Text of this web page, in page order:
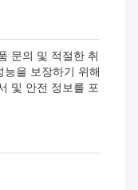
문의 및 적절한 취
을 보장하기 위해
및 안전 정보를 포